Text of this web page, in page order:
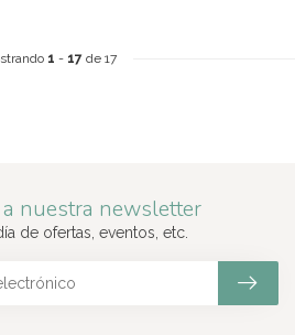
1 - 17de 17
nuestra newsletter
de ofertas, eventos, etc.